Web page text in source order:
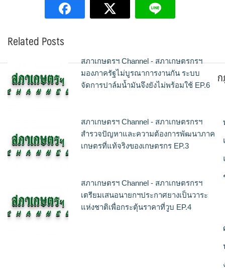
Related Posts
สภาเกษตรฯ Channel - สภาเกษตรกรฯ
มองภาครัฐไม่บูรณาการงานกัน ระบบ
จัดการปาล์มน้ำมันจึงยังไม่พร้อมใช้ EP.6
สภาเกษตรฯ Channel - สภาเกษตรกรฯ
สำรวจปัญหาและความต้องการพัฒนาภาค
เกษตรที่แท้จริงของเกษตรกร EP.3
สภาเกษตรฯ Channel - สภาเกษตรกรฯ
เตรียมเสนอนายกฯประกาศยางเป็นวาระ
แห่งชาติเพื่อกระตุ้นราคาที่วูบ EP.4